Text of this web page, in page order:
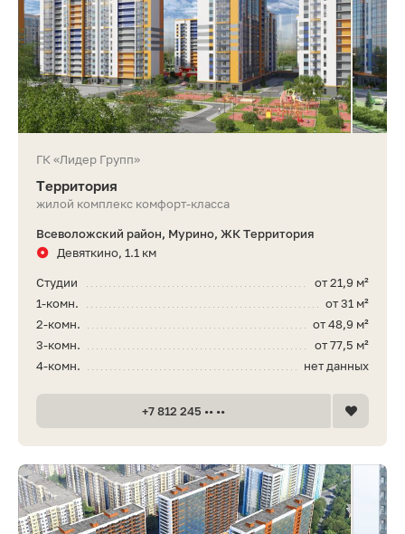
ГК «Лидер Групп»
Территория
жилой комплекс комфорт-класса
Всеволожский район, Мурино, ЖК Территория
Девяткино, 1.1 км
от 21,9 м²
Студии
от 31 м²
1-комн.
от 48,9 м²
2-комн.
от 77,5 м²
3-комн.
нет данных
4-комн.
+7 812 245 •• ••